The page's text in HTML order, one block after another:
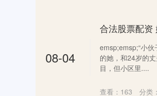
08-04
emsp;emsp;“小
的她，和24岁的
目，但小区里....
查看： 163 分类：